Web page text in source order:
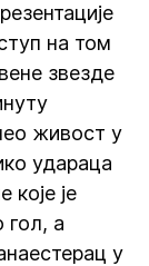
на том
звезде
живост у
удараца
које је
гол, а
у